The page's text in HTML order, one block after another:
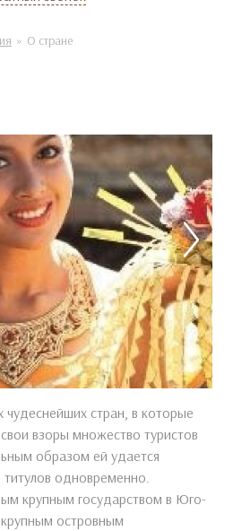
О стране
стран, в которые
взоры множество туристов
образом ей удается
одновременно.
крупным государством в Юго-
островным